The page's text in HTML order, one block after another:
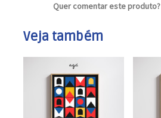
Quer comentar este produto?
Veja também